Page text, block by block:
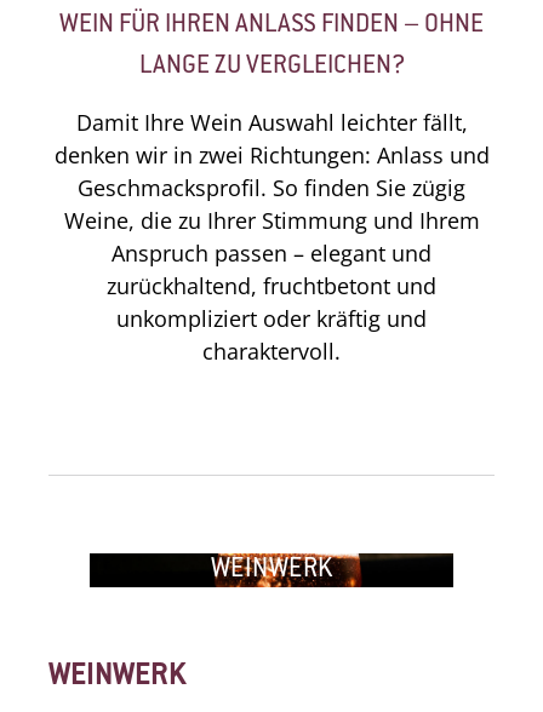
WEIN FÜR IHREN ANLASS FINDEN – OHNE
LANGE ZU VERGLEICHEN?
Damit Ihre Wein Auswahl leichter fällt,
denken wir in zwei Richtungen: Anlass und
Geschmacksprofil. So finden Sie zügig
Weine, die zu Ihrer Stimmung und Ihrem
Anspruch passen – elegant und
zurückhaltend, fruchtbetont und
unkompliziert oder kräftig und
charaktervoll.
WEINWERK
WEINWERK